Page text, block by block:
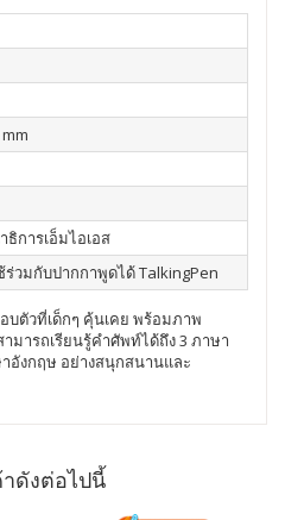
ธิการเอ็มไอเอส
ร่วมกับปากกาพูดได้ TalkingPen
บตัวที่เด็กๆ คุ้นเคย พร้อมภาพ
มารถเรียนรู้คำศัพท์ได้ถึง 3 ภาษา
อังกฤษ อย่างสนุกสนานและ
ดังต่อไปนี้